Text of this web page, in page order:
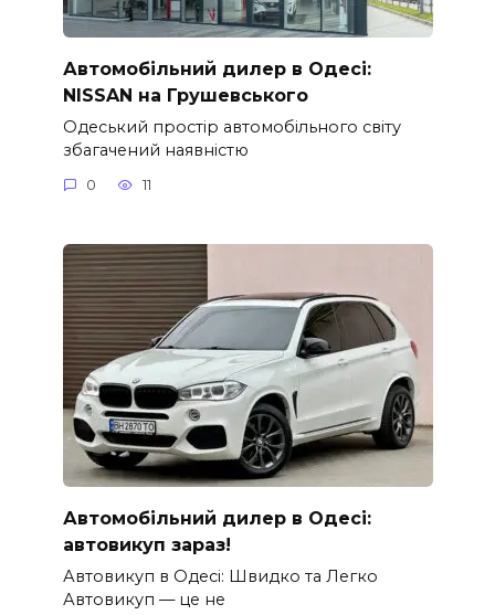
Автомобільний дилер в Одесі:
NISSAN на Грушевського
Одеський простір автомобільного світу
збагачений наявністю
0 11
Автомобільний дилер в Одесі:
автовикуп зараз!
Автовикуп в Одесі: Швидко та Легко
Автовикуп — це не